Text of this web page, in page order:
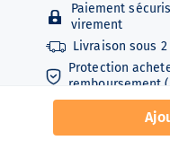
Paiement
virement
Livraison sous
Protection
remboursement (
NORME NF EN
médical destiné à